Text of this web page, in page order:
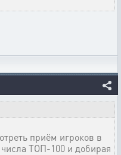
приём игроков в
ТОП-100 и добирая